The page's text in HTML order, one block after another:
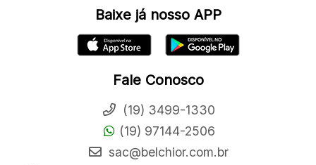
Baixe já nosso APP
Fale Conosco
(19) 3499-1330
(19) 97144-2506
sac@belchior.com.br